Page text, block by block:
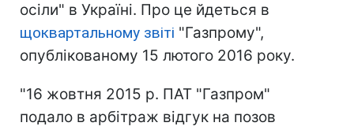
осіли" в Україні. Про це йдеться в
щоквартальному звіті "Газпрому",
опублікованому 15 лютого 2016 року.
"16 жовтня 2015 р. ПАТ "Газпром"
подало в арбітраж відгук на позов